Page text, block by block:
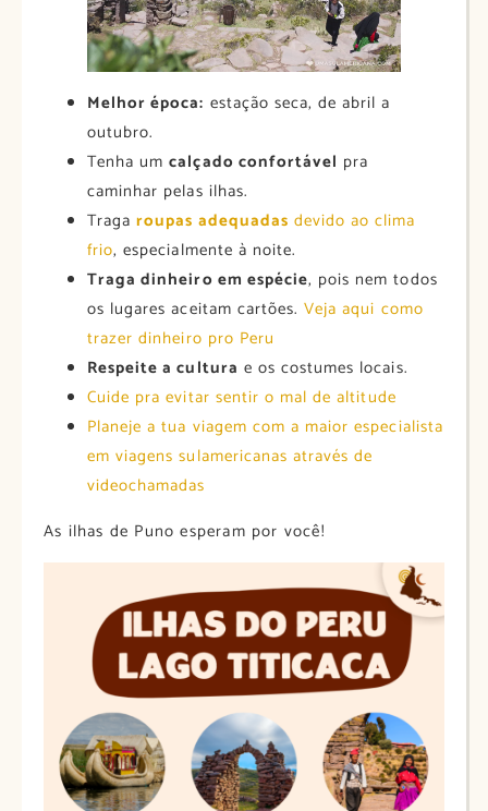
Melhor época: estação seca, de abril a
outubro.
Tenha umcalçado confortável pra
caminhar pelas ilhas.
Tragaroupas adequadas devido ao clima
frio, especialmente à noite.
Traga dinheiro em espécie, pois nem todos
os lugares aceitam cartões.Veja aqui como
trazer dinheiro pro Peru
Respeite a cultura e os costumes locais.
Cuide pra evitar sentir o mal de altitude
Planeje a tua viagem com a maior especialista
em viagens sulamericanas através de
videochamadas
As ilhas de Puno esperam por você!